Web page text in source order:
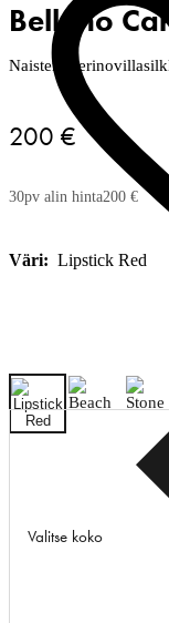
Belluno
Naisten
200 €
30pv alin hinta200 €
Väri: Lipstick Red
Valitse koko